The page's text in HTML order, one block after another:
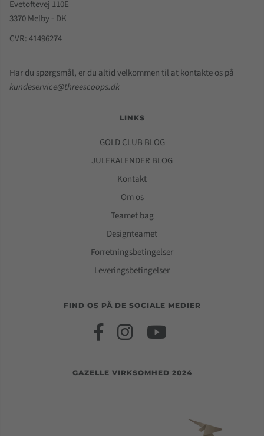
Evetoftevej 110E
3370 Melby - DK
CVR: 41496274
Har du spørgsmål, er du altid velkommen til at kontakte os på
kundeservice@threescoops.dk
LINKS
GOLD CLUB BLOG
JULEKALENDER BLOG
Kontakt
Om os
Teamet bag
Designteamet
Forretningsbetingelser
Leveringsbetingelser
FIND OS PÅ DE SOCIALE MEDIER
GAZELLE VIRKSOMHED 2024